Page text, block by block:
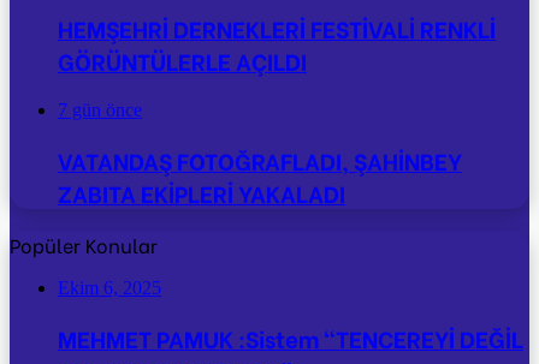
HEMŞEHRİ DERNEKLERİ FESTİVALİ RENKLİ
GÖRÜNTÜLERLE AÇILDI
7 gün önce
VATANDAŞ FOTOĞRAFLADI, ŞAHİNBEY
ZABITA EKİPLERİ YAKALADI
Popüler Konular
Ekim 6, 2025
MEHMET PAMUK :Sistem “TENCEREYİ DEĞİL